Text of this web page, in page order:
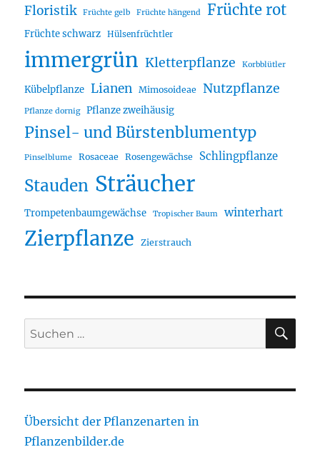
Floristik Früchte gelb Früchte hängend Früchte rot
Früchte schwarz Hülsenfrüchtler
immergrün Kletterpflanze Korbblütler
Kübelpflanze Lianen Mimosoideae Nutzpflanze
Pflanze dornig Pflanze zweihäusig
Pinsel- und Bürstenblumentyp
Pinselblume Rosaceae Rosengewächse Schlingpflanze
Stauden Sträucher
Trompetenbaumgewächse Tropischer Baum winterhart
Zierpflanze Zierstrauch
Suche
nach:
Übersicht der Pflanzenarten in
Pflanzenbilder.de